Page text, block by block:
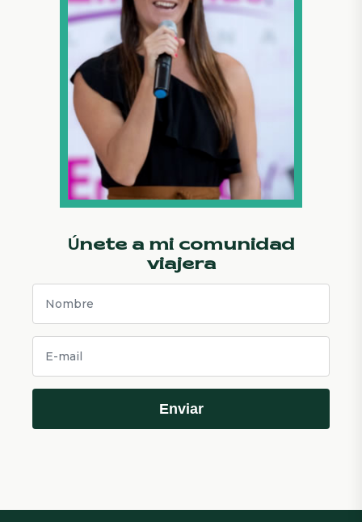
Únete a mi comunidad
viajera
Enviar